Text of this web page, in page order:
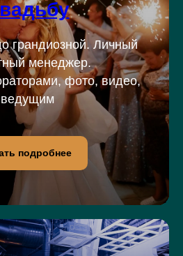
грандиозной. Личный
менеджер.
фото, видео,
ведущим
подробнее
праздник